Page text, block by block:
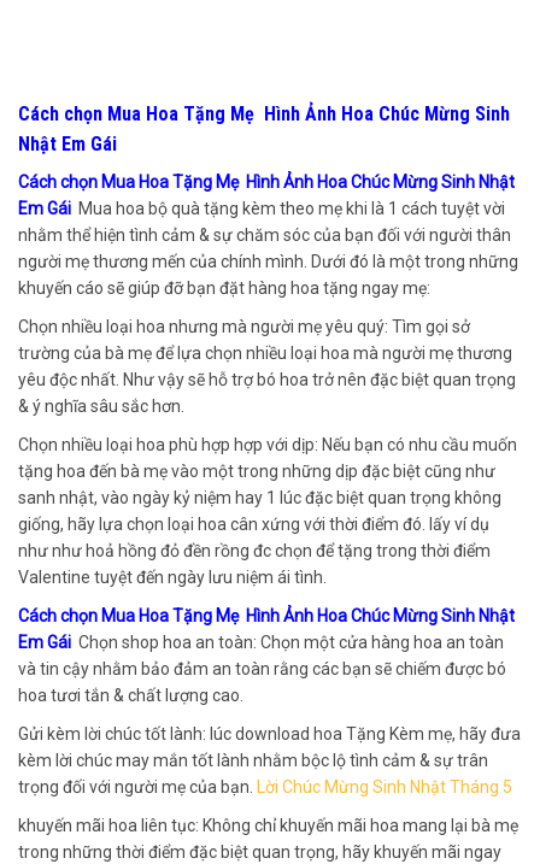
Cách chọn Mua Hoa Tặng Mẹ Hình Ảnh Hoa Chúc Mừng Sinh
Nhật Em Gái
Cách chọn Mua Hoa Tặng Mẹ Hình Ảnh Hoa Chúc Mừng Sinh Nhật
Em Gái Mua hoa bộ quà tặng kèm theo mẹ khi là 1 cách tuyệt vời
nhằm thể hiện tình cảm & sự chăm sóc của bạn đối với người thân
người mẹ thương mến của chính mình. Dưới đó là một trong những
khuyến cáo sẽ giúp đỡ bạn đặt hàng hoa tặng ngay mẹ:
Chọn nhiều loại hoa nhưng mà người mẹ yêu quý: Tìm gọi sở
trường của bà mẹ để lựa chọn nhiều loại hoa mà người mẹ thương
yêu độc nhất. Như vậy sẽ hỗ trợ bó hoa trở nên đặc biệt quan trọng
& ý nghĩa sâu sắc hơn.
Chọn nhiều loại hoa phù hợp hợp với dịp: Nếu bạn có nhu cầu muốn
tặng hoa đến bà mẹ vào một trong những dịp đặc biệt cũng như
sanh nhật, vào ngày kỷ niệm hay 1 lúc đặc biệt quan trọng không
giống, hãy lựa chọn loại hoa cân xứng với thời điểm đó. lấy ví dụ
như như hoả hồng đỏ đền rồng đc chọn để tặng trong thời điểm
Valentine tuyệt đến ngày lưu niệm ái tình.
Cách chọn Mua Hoa Tặng Mẹ Hình Ảnh Hoa Chúc Mừng Sinh Nhật
Em Gái Chọn shop hoa an toàn: Chọn một cửa hàng hoa an toàn
và tin cậy nhằm bảo đảm an toàn rằng các bạn sẽ chiếm được bó
hoa tươi tắn & chất lượng cao.
Gửi kèm lời chúc tốt lành: lúc download hoa Tặng Kèm mẹ, hãy đưa
kèm lời chúc may mắn tốt lành nhằm bộc lộ tình cảm & sự trân
trọng đối với người mẹ của bạn. Lời Chúc Mừng Sinh Nhật Tháng 5
khuyến mãi hoa liên tục: Không chỉ khuyến mãi hoa mang lại bà mẹ
trong những thời điểm đặc biệt quan trọng, hãy khuyến mãi ngay